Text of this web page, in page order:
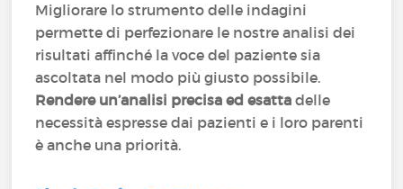
Migliorare lo strumento delle indagini
permette di perfezionare le nostre analisi dei
risultati affinché la voce del paziente sia
ascoltata nel modo più giusto possibile.
Rendere un’analisi precisa ed esatta delle
necessità espresse dai pazienti e i loro parenti
è anche una priorità.